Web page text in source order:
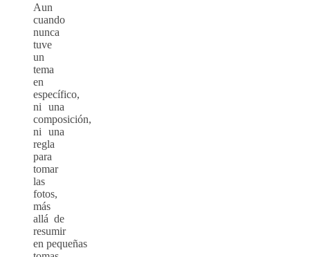
Aun
cuando
nunca
tuve
un
tema
en
específico,
ni una
composición,
ni una
regla
para
tomar
las
fotos,
más
allá de
resumir
en pequeñas